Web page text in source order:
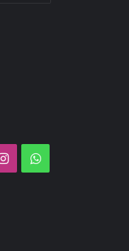
InstagramWhatsApp